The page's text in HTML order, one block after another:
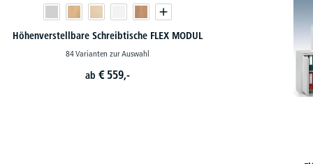
Höhenverstellbare Schreibtische FLEX MODUL
84 Varianten zur Auswahl
ab € 559,-